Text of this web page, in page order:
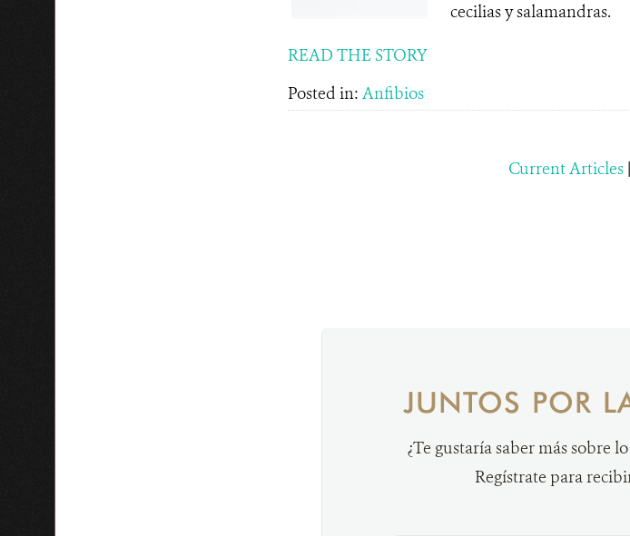
cecilias y salamandras.
READ THE STORY
Posted in: Anfibios
Current Articles |
JUNTOS POR
¿Te gustaría saber más sobre
Regístrate para